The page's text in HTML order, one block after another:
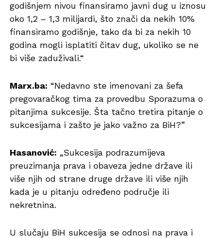
godišnjem nivou finansiramo javni dug u iznosu
oko 1,2 – 1,3 milijardi, što znači da nekih 10%
finansiramo godišnje, tako da bi za nekih 10
godina mogli isplatiti čitav dug, ukoliko se ne
bi više zaduživali.“
Marx.ba: “Nedavno ste imenovani za šefa
pregovaračkog tima za provedbu Sporazuma o
pitanjima sukcesije. Šta tačno tretira pitanje o
sukcesijama i zašto je jako važno za BiH?”
Hasanović: „Sukcesija podrazumijeva
preuzimanja prava i obaveza jedne države ili
više njih od strane druge države ili više njih
kada je u pitanju određeno područje ili
nekretnina.
U slučaju BiH sukcesija se odnosi na prava i